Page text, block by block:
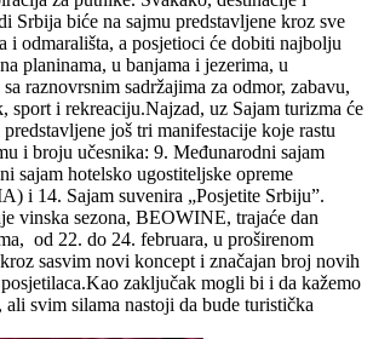
Srbija biće na sajmu predstavljene kroz sve
i odmarališta, a posjetioci će dobiti najbolju
planinama, u banjama i jezerima, u
raznovrsnim sadržajima za odmor, zabavu,
sport i rekreaciju.Najzad, uz Sajam turizma će
još tri manifestacije koje rastu
i broju učesnika: 9. Međunarodni sajam
sajam hotelsko ugostiteljske opreme
i 14. Sajam suvenira „Posjetite Srbiju”.
vinska sezona, BEOWINE, trajaće dan
od 22. do 24. februara, u proširenom
sasvim novi koncept i značajan broj novih
zaključak mogli bi i da kažemo
ali svim silama nastoji da bude turistička